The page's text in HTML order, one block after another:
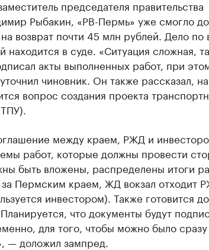
председателя правительства
Рыбакин, «РВ-Пермь» уже смогло
возврат почти 45 млн рублей. Дело по
находится в суде. «Ситуация сложная,
акты выполненных работ, при
чиновник. Он также рассказал,
вопрос создания проекта
между краем, РЖД и
работ, которые должны провести
быть вложены, распределены итоги
за Пермским краем, ЖД вокзал отходит
инвестором). Также готовится
что документы будут
для того, чтобы можно было сразу
— доложил зампред.